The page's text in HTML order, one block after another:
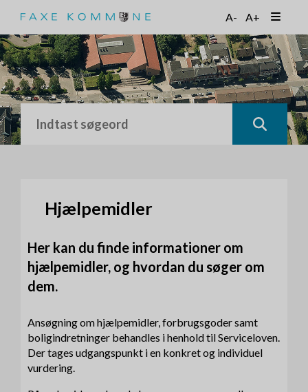
t
i
l
h
o
v
e
d
A- A+
Hjælpemidler
Her kan du finde informationer om
hjælpemidler, og hvordan du søger om
dem.
Ansøgning om hjælpemidler, forbrugsgoder samt
boligindretninger behandles i henhold til Serviceloven.
Der tages udgangspunkt i en konkret og individuel
vurdering.